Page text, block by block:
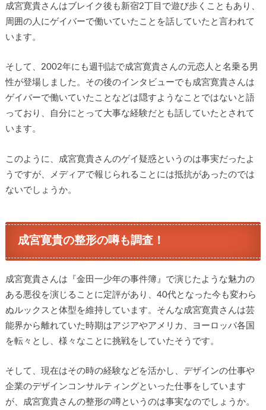
成宮寛貴さんはブレイク後も新宿2丁目で遊び歩くこともあり、
周囲の人にゲイバーで働いていたことを話していたと言われて
います。
そして、2002年にも週刊誌で成宮寛貴さんの元恋人と名乗る男
性が登場しました。その後のインタビューでも成宮寛貴さんは
ゲイバーで働いていたことなどは隠すようなことではないと語
っており、自分にとって大事な経験だとも話していたとされて
います。
このように、成宮寛貴さんのゲイ疑惑というのは事実だったよ
うですが、メディアで報じられることには抵抗があったのでは
ないでしょうか。
成宮寛貴の整形の噂も調査！
成宮寛貴さんは『金田一少年の事件簿』で演じたような魅力の
ある悪役を演じることに定評があり、40代となった今も変わら
ぬルックスと体型を維持しています。そんな成宮寛貴さんは芸
能界から離れていた時期はアジアやアメリカ、ヨーロッパ各国
を転々とし、様々なことに挑戦をしていたそうです。
そして、現在はその時の経験などを活かし、デザインの仕事や
企業のデザインコンサルティングといった仕事をしています
が、成宮寛貴さんの整形の噂というのは事実なのでしょうか。